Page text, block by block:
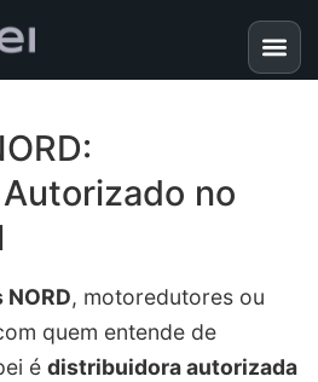
no
, motoredutores ou
quem entende de
é distribuidora autorizada